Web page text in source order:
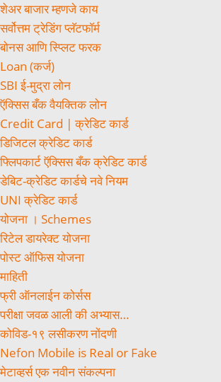
शेअर बाजार म्हणजे काय
सर्वोत्तम ट्रेडिंग प्लॅटफॉर्म
बोनस आणि स्प्लिट फरक
Loan (कर्ज)
SBI ई-मुद्रा लोन
ऍक्सिस बँक वैयक्तिक लोन
Credit Card | क्रेडिट कार्ड
डिजिटल क्रेडिट कार्ड
फ्लिपकार्ट ऍक्सिस बँक क्रेडिट कार्ड
डेबिट-क्रेडिट कार्डचे नवे नियम
UNI क्रेडिट कार्ड
योजना । Schemes
रिटेल डायरेक्ट योजना
पोस्ट ऑफिस योजना
माहिती
फ्री ऑनलाईन कोर्सस
परीक्षा जवळ आली की अभ्यास…
कोविड-१९ लसीकरण नोंदणी
Nefon Mobile is Real or Fake
मेटाव्हर्स एक नवीन संकल्पना